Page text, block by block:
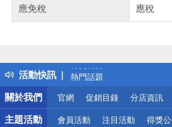
應免稅
應稅
活動快訊
得獎公告
熱門話題
銀行優惠
偏遠地區配送
詐騙網頁！請小心！
關於我們
官網 促銷目錄 分店資訊
主題活動 會員活動 注目活動 得獎